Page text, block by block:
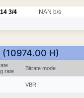
3/4 NAN b/s
H)
rate
Bitrate mode
VBR